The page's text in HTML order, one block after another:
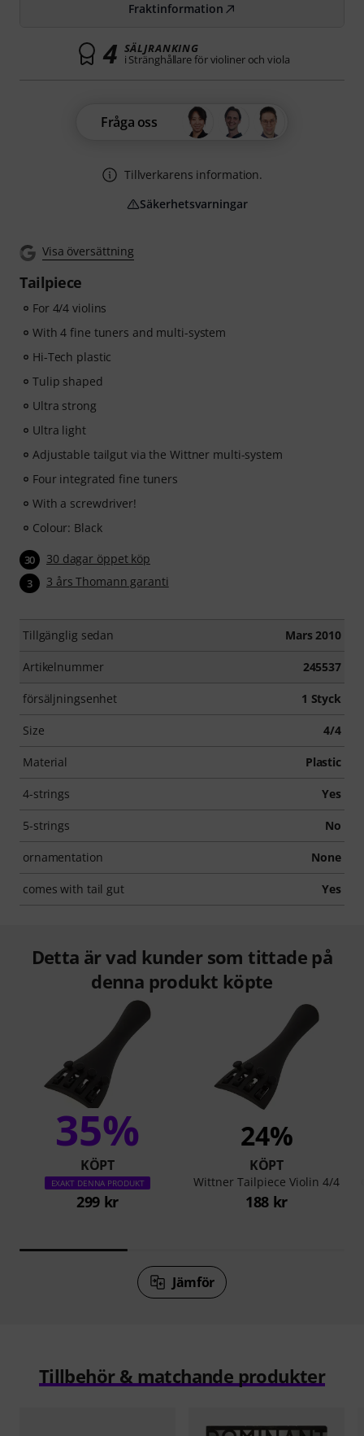
Visa översättning
Tailpiece
For 4/4 violins
With 4 fine tuners and multi-system
Hi-Tech plastic
Tulip shaped
Ultra strong
Ultra light
Adjustable tailgut via the Wittner multi-system
Four integrated fine tuners
With a screwdriver!
Colour: Black
30 30 dagar öppet köp
3 3 års Thomann garanti
Tillgänglig sedan Mars 2010
Artikelnummer 245537
försäljningsenhet 1 Styck
Size 4/4
Material Plastic
4-strings Yes
5-strings No
ornamentation None
comes with tail gut Yes
Fraktinformation
4 SÄLJRANKING
i Stränghållare för violiner och viola
Fråga oss
Tillverkarens information.
Säkerhetsvarningar
Detta är vad kunder som tittade på
denna produkt köpte
35%
KÖPT
EXAKT DENNA PRODUKT
299 kr
24%
KÖPT
Wittner Tailpiece Violin 4/4
188 kr
Jämför
Tillbehör & matchande produkter